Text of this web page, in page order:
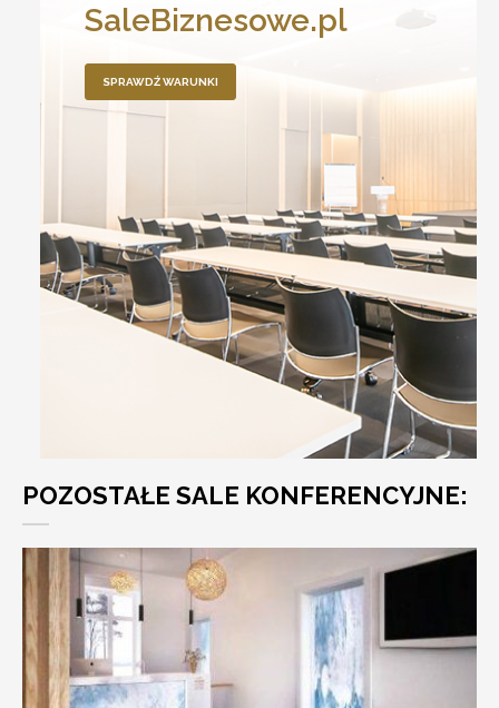
SaleBiznesowe.pl
SPRAWDŹ WARUNKI
POZOSTAŁE SALE KONFERENCYJNE: